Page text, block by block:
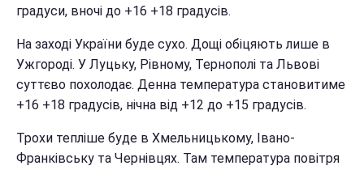
градуси, вночі до +16 +18 градусів.
На заході України буде сухо. Дощі обіцяють лише в
Ужгороді. У Луцьку, Рівному, Тернополі та Львові
суттєво похолодає. Денна температура становитиме
+16 +18 градусів, нічна від +12 до +15 градусів.
Трохи тепліше буде в Хмельницькому, Івано-
Франківську та Чернівцях. Там температура повітря